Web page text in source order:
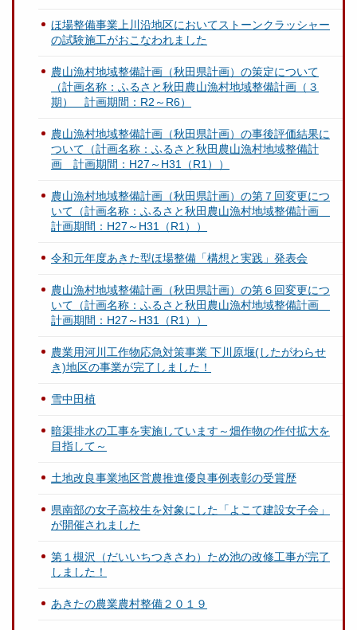
ほ場整備事業上川沿地区においてストーンクラッシャー
の試験施工がおこなわれました
農山漁村地域整備計画（秋田県計画）の策定について
（計画名称：ふるさと秋田農山漁村地域整備計画（３
期） 計画期間：R2～R6）
農山漁村地域整備計画（秋田県計画）の事後評価結果に
ついて（計画名称：ふるさと秋田農山漁村地域整備計
画 計画期間：H27～H31（R1））
農山漁村地域整備計画（秋田県計画）の第７回変更につ
いて（計画名称：ふるさと秋田農山漁村地域整備計画
計画期間：H27～H31（R1））
令和元年度あきた型ほ場整備「構想と実践」発表会
農山漁村地域整備計画（秋田県計画）の第６回変更につ
いて（計画名称：ふるさと秋田農山漁村地域整備計画
計画期間：H27～H31（R1））
農業用河川工作物応急対策事業 下川原堰(したがわらせ
き)地区の事業が完了しました！
雪中田植
暗渠排水の工事を実施しています～畑作物の作付拡大を
目指して～
土地改良事業地区営農推進優良事例表彰の受賞歴
県南部の女子高校生を対象にした「よこて建設女子会」
が開催されました
第１槻沢（だいいちつきさわ）ため池の改修工事が完了
しました！
あきたの農業農村整備２０１９